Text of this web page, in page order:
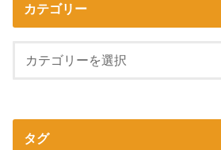
カテゴリー
タグ